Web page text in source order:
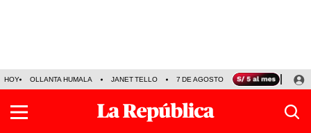
HOY OLLANTA HUMALA JANET TELLO 7 DE AGOSTO TINKA RESULTADOS